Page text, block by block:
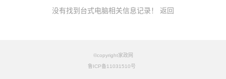
没有找到台式电脑相关信息记录！ 返回
©copyright家政网
鲁ICP备11031510号